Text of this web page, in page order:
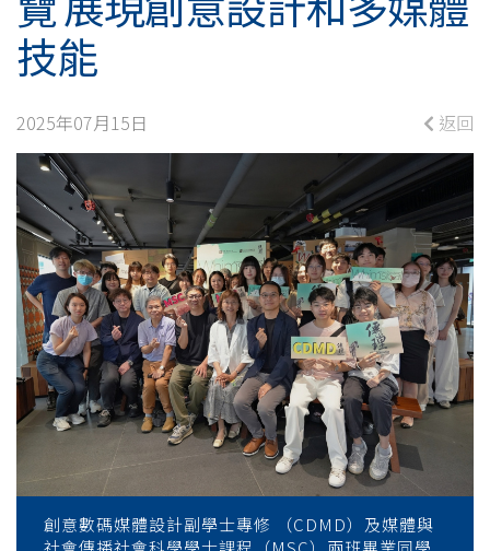
業
同
學
作
品
展
覽
展
現
創
意
技能
2025年07月15日 返回
創意數碼媒體設計副學士專修 （CDMD）及媒體與